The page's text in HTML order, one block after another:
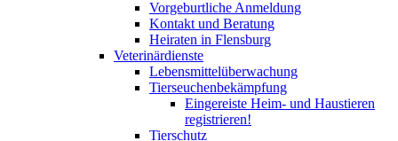
Vorgeburtliche Anmeldung
Kontakt und Beratung
Heiraten in Flensburg
Veterinärdienste
Lebensmittelüberwachung
Tierseuchenbekämpfung
Eingereiste Heim- und Haustieren
registrieren!
Tierschutz